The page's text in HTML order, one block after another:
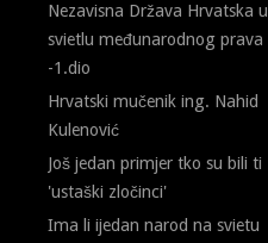
Nezavisna Država Hrvatska u
svietlu međunarodnog prava
-1.dio
Hrvatski mučenik ing. Nahid
Kulenović
Još jedan primjer tko su bili ti
'ustaški zločinci'
Ima li ijedan narod na svietu